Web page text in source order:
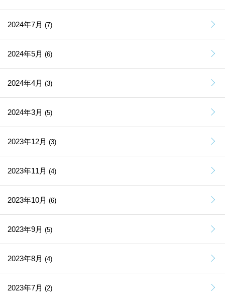
2024年7月 (7)
2024年5月 (6)
2024年4月 (3)
2024年3月 (5)
2023年12月 (3)
2023年11月 (4)
2023年10月 (6)
2023年9月 (5)
2023年8月 (4)
2023年7月 (2)